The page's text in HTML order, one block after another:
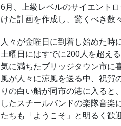
6月、上級レベルのサイエント
けた計画を作成し、驚くべき数
人々が金曜日に到着し始めた時
土曜日にはすでに200人を超える
気に満ちたブリッジタウン市に
風が人々に涼風を送る中、祝賀
りの白い船が同市の港に入ると
したスチールバンドの楽隊音楽
たちも「ようこそ」と明るく歓